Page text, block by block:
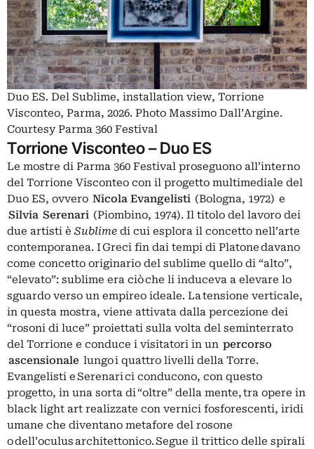
Duo ES. Del Sublime, installation view, Torrione
Visconteo, Parma, 2026. Photo Massimo Dall’Argine.
Courtesy Parma 360 Festival
Torrione Visconteo – Duo ES
Le mostre di Parma 360 Festival proseguono all’interno
del Torrione Visconteo con il progetto multimediale del
Duo ES, ovvero Nicola Evangelisti (Bologna, 1972) e
Silvia Serenari (Piombino, 1974). Il titolo del lavoro dei
due artisti è Sublime di cui esplora il concetto nell’arte
contemporanea. I Greci fin dai tempi di Platone davano
come concetto originario del sublime quello di “alto”,
“elevato”: sublime era ciò che li induceva a elevare lo
sguardo verso un empireo ideale. La tensione verticale,
in questa mostra, viene attivata dalla percezione dei
“rosoni di luce” proiettati sulla volta del seminterrato
del Torrione e conduce i visitatori in un percorso
ascensionale lungo i quattro livelli della Torre.
Evangelisti e Serenari ci conducono, con questo
progetto, in una sorta di “oltre” della mente, tra opere in
black light art realizzate con vernici fosforescenti, iridi
umane che diventano metafore del rosone
o dell’oculus architettonico. Segue il trittico delle spirali